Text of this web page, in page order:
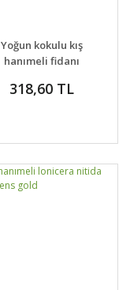
Yoğun kokulu kış
hanımeli fidanı
fragrantissima
318,60 TL